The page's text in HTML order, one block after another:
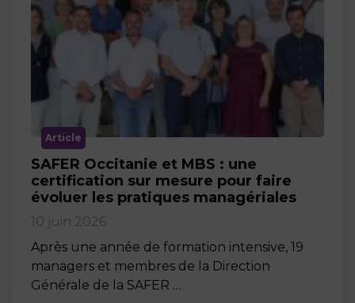
Article
SAFER Occitanie et MBS : une
certification sur mesure pour faire
évoluer les pratiques managériales
10 juin 2026
Après une année de formation intensive, 19
managers et membres de la Direction
Générale de la SAFER …